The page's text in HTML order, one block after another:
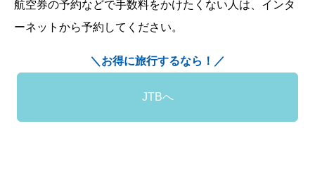
航空券の予約などで手数料をかけたくない人は、インタ
ーネットから予約してください。
＼お得に旅行するなら！／
JTBへ